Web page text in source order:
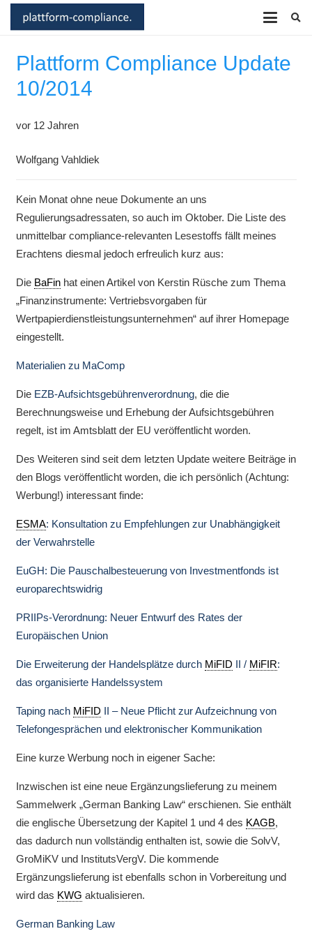
Plattform Compliance Update
10/2014
vor 12 Jahren
Wolfgang Vahldiek
Kein Monat ohne neue Dokumente an uns
Regulierungsadressaten, so auch im Oktober. Die Liste des
unmittelbar compliance-relevanten Lesestoffs fällt meines
Erachtens diesmal jedoch erfreulich kurz aus:
Die BaFinhat einen Artikel von Kerstin Rüsche zum Thema
„Finanzinstrumente: Vertriebsvorgaben für
Wertpapierdienstleistungsunternehmen“ auf ihrer Homepage
eingestellt.
Materialien zu MaComp
Die EZB-Aufsichtsgebührenverordnung, die die
Berechnungsweise und Erhebung der Aufsichtsgebühren
regelt, ist im Amtsblatt der EU veröffentlicht worden.
Des Weiteren sind seit dem letzten Update weitere Beiträge in
den Blogs veröffentlicht worden, die ich persönlich (Achtung:
Werbung!) interessant finde:
ESMA: Konsultation zu Empfehlungen zur Unabhängigkeit
der Verwahrstelle
EuGH: Die Pauschalbesteuerung von Investmentfonds ist
europarechtswidrig
PRIIPs-Verordnung: Neuer Entwurf des Rates der
Europäischen Union
Die Erweiterung der Handelsplätze durch MiFID II / MiFIR:
das organisierte Handelssystem
Taping nach MiFID II – Neue Pflicht zur Aufzeichnung von
Telefongesprächen und elektronischer Kommunikation
Eine kurze Werbung noch in eigener Sache:
Inzwischen ist eine neue Ergänzungslieferung zu meinem
Sammelwerk „German Banking Law“ erschienen. Sie enthält
die englische Übersetzung der Kapitel 1 und 4 des KAGB,
das dadurch nun vollständig enthalten ist, sowie die SolvV,
GroMiKV und InstitutsVergV. Die kommende
Ergänzungslieferung ist ebenfalls schon in Vorbereitung und
wird das KWG aktualisieren.
German Banking Law